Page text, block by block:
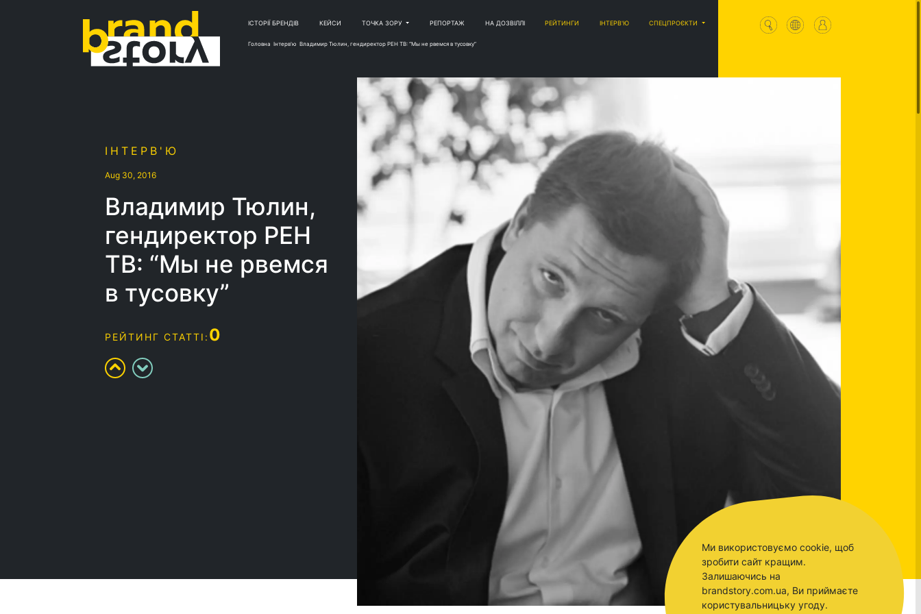
ІСТОРІЇ БРЕНДІВ КЕЙСИ ТОЧКА ЗОРУ РЕПОРТАЖ НА ДОЗВІЛЛІ РЕЙТИНГИ ІНТЕРВ'Ю СПЕЦПРОЄКТИ
Головна Інтерв'ю Владимир Тюлин, гендиректор РЕН ТВ: “Мы не рвемся в тусовку”
ІНТЕРВ'Ю
Aug 30, 2016
Владимир Тюлин,
гендиректор РЕН
ТВ: “Мы не рвемся
в тусовку”
РЕЙТИНГ СТАТТІ: 0
Ми використовуємо cookie, щоб
зробити сайт кращим.
Залишаючись на
brandstory.com.ua, Ви приймаєте
користувальницьку угоду.